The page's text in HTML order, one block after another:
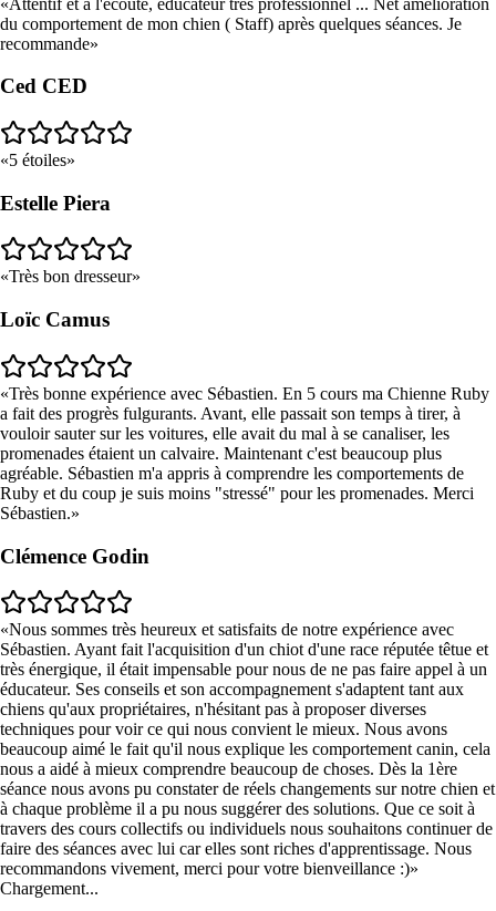
du comportement de mon chien ( Staff) après quelques séances. Je
recommande
Ced CED
5 étoiles
Estelle Piera
Très bon dresseur
Loïc Camus
Très bonne expérience avec Sébastien. En 5 cours ma Chienne Ruby
a fait des progrès fulgurants. Avant, elle passait son temps à tirer, à
vouloir sauter sur les voitures, elle avait du mal à se canaliser, les
promenades étaient un calvaire. Maintenant c'est beaucoup plus
agréable. Sébastien m'a appris à comprendre les comportements de
Ruby et du coup je suis moins "stressé" pour les promenades. Merci
Sébastien.
Clémence Godin
Nous sommes très heureux et satisfaits de notre expérience avec
Sébastien. Ayant fait l'acquisition d'un chiot d'une race réputée têtue et
très énergique, il était impensable pour nous de ne pas faire appel à un
éducateur. Ses conseils et son accompagnement s'adaptent tant aux
chiens qu'aux propriétaires, n'hésitant pas à proposer diverses
techniques pour voir ce qui nous convient le mieux. Nous avons
beaucoup aimé le fait qu'il nous explique les comportement canin, cela
nous a aidé à mieux comprendre beaucoup de choses. Dès la 1ère
séance nous avons pu constater de réels changements sur notre chien et
à chaque problème il a pu nous suggérer des solutions. Que ce soit à
travers des cours collectifs ou individuels nous souhaitons continuer de
faire des séances avec lui car elles sont riches d'apprentissage. Nous
recommandons vivement, merci pour votre bienveillance :)
Chargement...